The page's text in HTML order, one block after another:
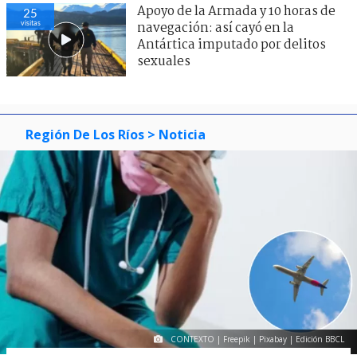
25
visitas
Apoyo de la Armada y 10 horas de
navegación: así cayó en la
Antártica imputado por delitos
sexuales
Región De Los Ríos > Noticia
CONTEXTO | Freepik | Pixabay | Edición BBCL